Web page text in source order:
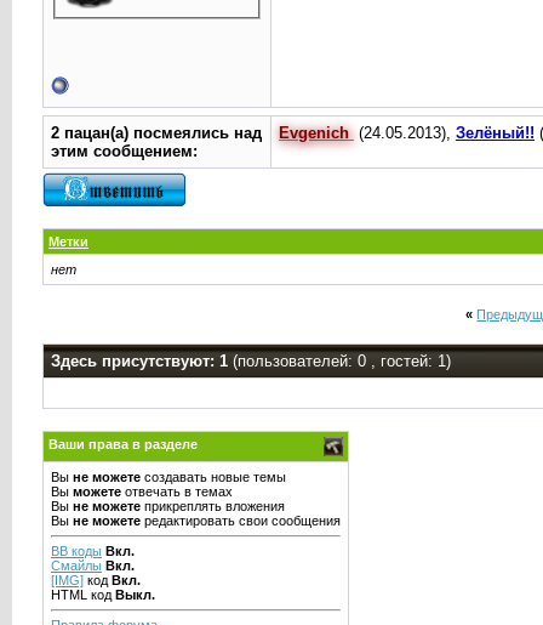
2 пацан(а) посмеялись над
этим сообщением:
Evgenich (24.05.2013), Зелёный!!
Метки
нет
«
Здесь присутствуют: 1 (пользователей: 0 , гостей: 1)
Ваши права в разделе
Вы не можетесоздавать новые темы
Вы можетеотвечать в темах
Вы не можетеприкреплять вложения
Вы не можетередактировать свои сообщения
BB коды Вкл.
Смайлы Вкл.
[IMG]код Вкл.
HTML код Выкл.